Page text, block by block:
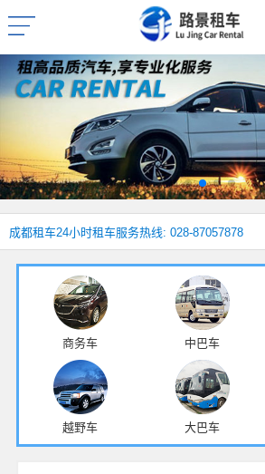
成都租车24小时租车服务热线: 028-87057878
商务车 中巴车
越野车 大巴车